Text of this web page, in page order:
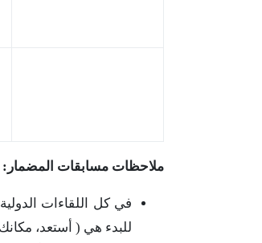
ملاحظات مسابقات المضمار:
للبدء هي ( أستعد،